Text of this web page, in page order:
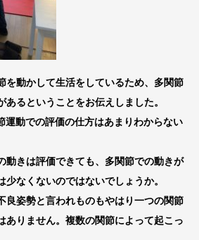
を動かして生活をしているため、多関節
あるということをお伝えしました。
運動での評価の仕方はあまりわからない
動きは評価できても、多関節での動きが
少なくないのではないでしょうか。
良姿勢と言われものもやはり一つの関節
ありません。複数の関節によって起こっ